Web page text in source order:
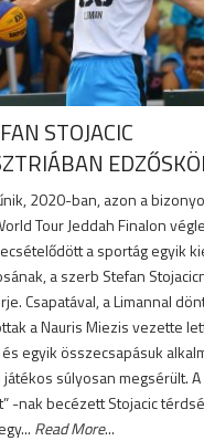
STOJACIC
2020-ban, azon a
Tour Jeddah Finalon
a sportág egyik
a szerb Stefan
Csapatával, a Limannal
a Nauris Miezis vezette
egyik összecsapásuk
súlyosan megsérült. A
-nak becézett Stojacic
Read More...